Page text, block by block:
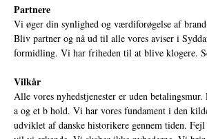
Partnere
Vi øger din synlighed og værdiforøgelse af
Bliv partner og nå ud til alle vores aviser i
formidling. Vi har friheden til at blive klogere.
Vilkår
Alle vores nyhedstjenester er uden
a og et b hold. Vi har vores fundament i den
udviklet af danske historikere gennem tiden.